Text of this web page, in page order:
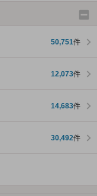
50,751件
12,073件
14,683件
30,492件